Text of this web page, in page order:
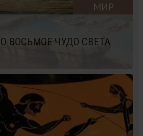
МИР
ВОСЬМОЕ ЧУДО СВЕТА